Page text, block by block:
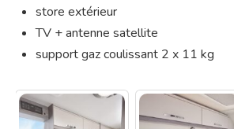
store extérieur
TV + antenne satellite
support gaz coulissant 2 x 11 kg